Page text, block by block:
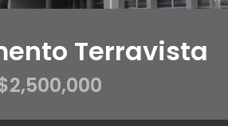
Terravista